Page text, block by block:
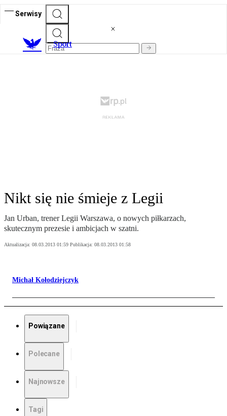
Serwisy
Sport
Nikt się nie śmieje z Legii
Jan Urban, trener Legii Warszawa, o nowych piłkarzach,
skutecznym prezesie i ambicjach w szatni.
Aktualizacja: 08.03.2013 01:59 Publikacja: 08.03.2013 01:58
Michał Kołodziejczyk
Powiązane
Polecane
Najnowsze
Tagi